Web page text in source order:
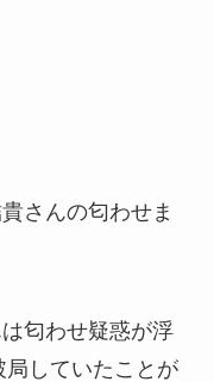
さんの匂わせま
匂わせ疑惑が浮
局していたことが